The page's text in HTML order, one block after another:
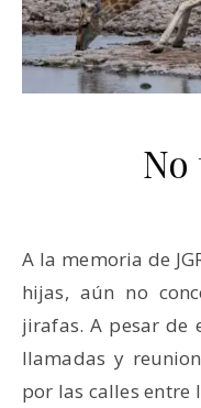
A la memoria de JGRC I No tendré jubilación y mis
hijas, aún no
jirafas. A pesar de
llamadas y
por las calles entre